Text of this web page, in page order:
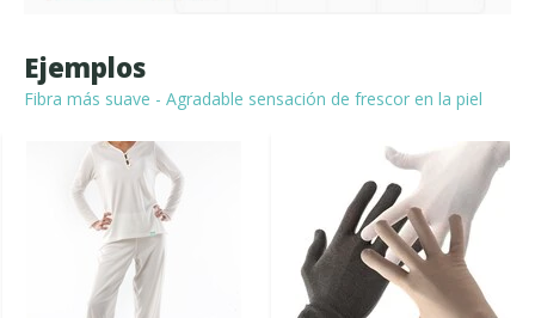
Ejemplos
Fibra más suave - Agradable sensación de frescor en la piel